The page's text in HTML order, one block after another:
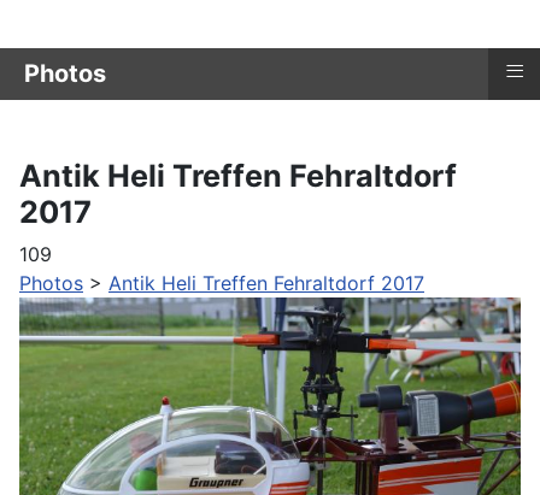
Photos ≡
Antik Heli Treffen Fehraltdorf
2017
109
Photos > Antik Heli Treffen Fehraltdorf 2017